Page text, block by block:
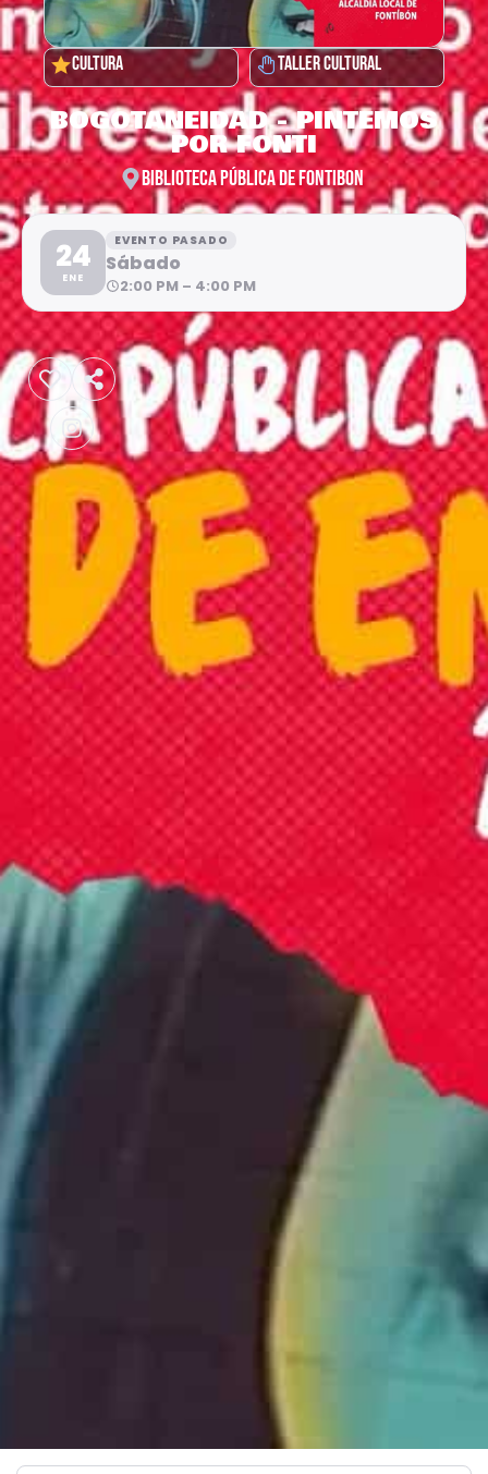
CULTURA TALLER CULTURAL
BOGOTANEIDAD - PINTEMOS
POR FONTI
BIBLIOTECA PÚBLICA DE FONTIBON
24
ENE
EVENTO PASADO
Sábado
2:00 PM – 4:00 PM